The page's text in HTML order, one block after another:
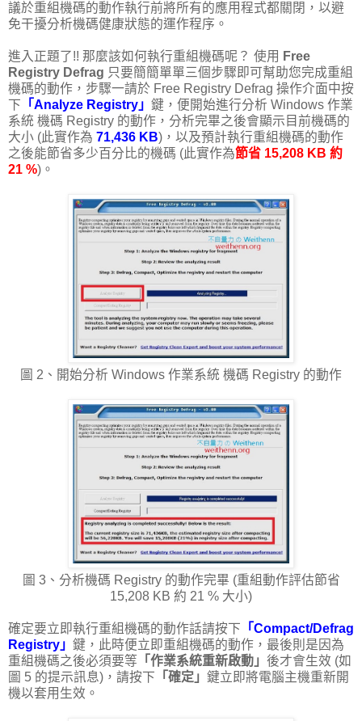
議於重組機碼的動作執行前將所有的應用程式都關閉，以避
免干擾分析機碼健康狀態的運作程序。
進入正題了!! 那麼該如何執行重組機碼呢？ 使用 Free
Registry Defrag 只要簡簡單單三個步驟即可幫助您完成重組
機碼的動作，步驟一請於 Free Registry Defrag 操作介面中按
下 「Analyze Registry」 鍵，便開始進行分析 Windows 作業
系統 機碼 Registry 的動作，分析完畢之後會顯示目前機碼的
大小 (此實作為 71,436 KB)，以及預計執行重組機碼的動作
之後能節省多少百分比的機碼 (此實作為節省 15,208 KB 約
21 %)。
圖 2、開始分析 Windows 作業系統 機碼 Registry 的動作
圖 3、分析機碼 Registry 的動作完畢 (重組動作評估節省
15,208 KB 約 21 % 大小)
確定要立即執行重組機碼的動作話請按下 「Compact/Defrag
Registry」 鍵，此時便立即重組機碼的動作，最後則是因為
重組機碼之後必須要等 「作業系統重新啟動」 後才會生效 (如
圖 5 的提示訊息)，請按下 「確定」 鍵立即將電腦主機重新開
機以套用生效。